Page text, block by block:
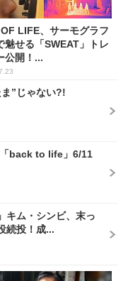
LIFE、サーモグラフ
魅せる「SWEAT」トレ
公開！...
”じゃない?!
back to life」6/11
キム・シンビ、末っ
続投！成...